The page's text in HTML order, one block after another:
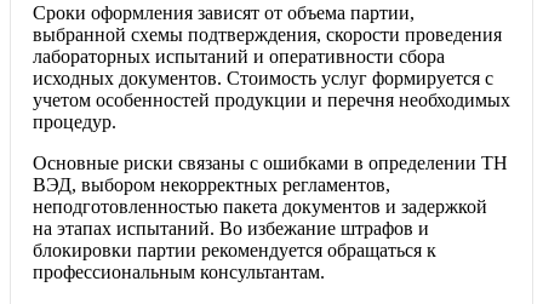
Сроки оформления зависят от объема партии,
выбранной схемы подтверждения, скорости проведения
лабораторных испытаний и оперативности сбора
исходных документов. Стоимость услуг формируется с
учетом особенностей продукции и перечня необходимых
процедур.
Основные риски связаны с ошибками в определении ТН
ВЭД, выбором некорректных регламентов,
неподготовленностью пакета документов и задержкой
на этапах испытаний. Во избежание штрафов и
блокировки партии рекомендуется обращаться к
профессиональным консультантам.